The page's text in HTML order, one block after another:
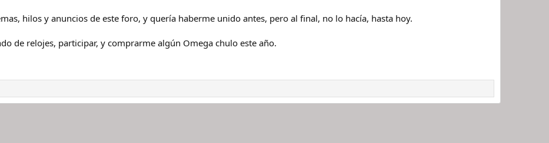
hilos y anuncios de este foro, y quería haberme unido antes, pero al final, no lo hacía, hasta hoy.
de relojes, participar, y comprarme algún Omega chulo este año.